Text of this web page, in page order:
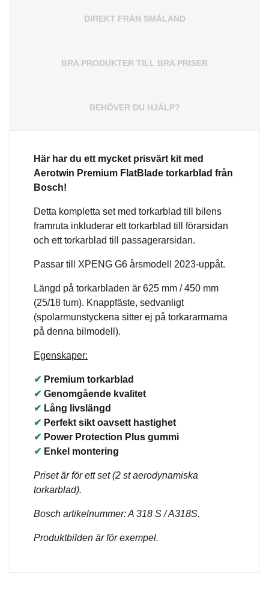
DIREKT FRÅN SMÅLAND
BRA PRODUKTER TILL BRA PRISER
BEHÖVER DU HJÄLP?
Här har du ett mycket prisvärt kit med
Aerotwin Premium FlatBlade torkarblad från
Bosch!
Detta kompletta set med torkarblad till bilens
framruta inkluderar ett torkarblad till förarsidan
och ett torkarblad till passagerarsidan.
Passar till XPENG G6 årsmodell 2023-uppåt.
Längd på torkarbladen är 625 mm / 450 mm
(25/18 tum). Knappfäste, sedvanligt
(spolarmunstyckena sitter ej på torkararmarna
på denna bilmodell).
Egenskaper:
✔ Premium torkarblad
✔ Genomgående kvalitet
✔ Lång livslängd
✔ Perfekt sikt oavsett hastighet
✔ Power Protection Plus gummi
✔ Enkel montering
Priset är för ett set (2 st aerodynamiska
torkarblad).
Bosch artikelnummer: A 318 S / A318S.
Produktbilden är för exempel.